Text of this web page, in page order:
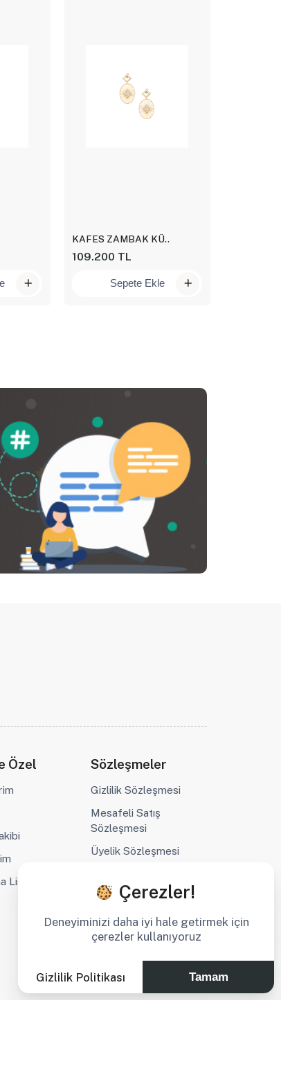
KAFES ZAMBAK KÜ..
109.200 TL
Sepete Ekle
Özel
Listesi
Sözleşmeler
Gizlilik Sözleşmesi
Mesafeli Satış
Sözleşmesi
Üyelik Sözleşmesi
Metni
Çerezler!
Deneyiminizi daha iyi hale getirmek için
çerezler kullanıyoruz
Gizlilik Politikası Tamam